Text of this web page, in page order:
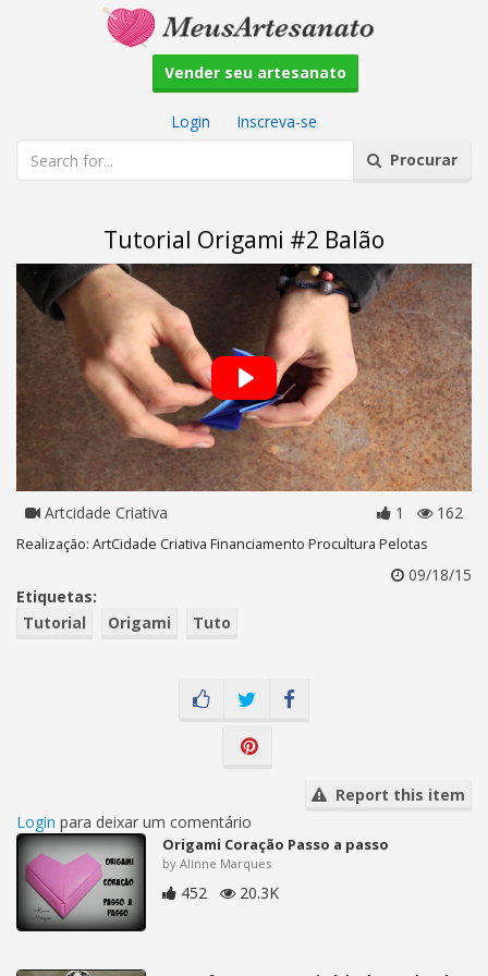
Vender seu artesanato
Login
Inscreva-se
Procurar
Tutorial Origami #2 Balão
Artcidade Criativa 1 162
Realização: ArtCidade Criativa Financiamento Procultura Pelotas
09/18/15
Etiquetas:
Tutorial
Origami Tuto
Report this item
Login para deixar um comentário
Origami Coração Passo a passo
by Alinne Marques
452 20.3K